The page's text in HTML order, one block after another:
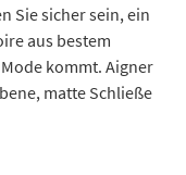
Sie sicher sein, ein
aus bestem
kommt. Aigner
matte Schließe